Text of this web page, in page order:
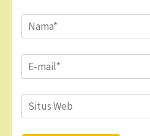
Name*
Email*
Situs
Web